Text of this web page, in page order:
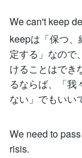
We can't keep
keepは「保つ
定する」なので
けることはでき
るならば、「我
ない」でもいい
We need to
risis.